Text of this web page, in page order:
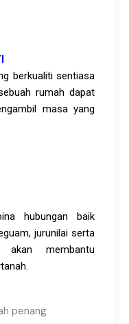
berkualiti sentiasa
rumah dapat
masa yang
hubungan baik
jurunilai serta
membantu